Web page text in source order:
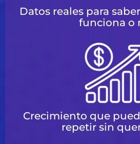
Datos reales para
funciona o
Crecimiento que
repetir sin